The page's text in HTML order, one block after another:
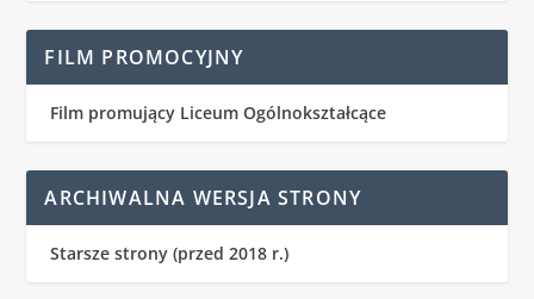
FILM PROMOCYJNY
Film promujący Liceum Ogólnokształcące
ARCHIWALNA WERSJA STRONY
Starsze strony (przed 2018 r.)